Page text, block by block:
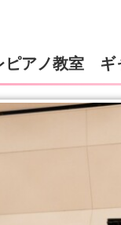
ピアノ教室 ギ